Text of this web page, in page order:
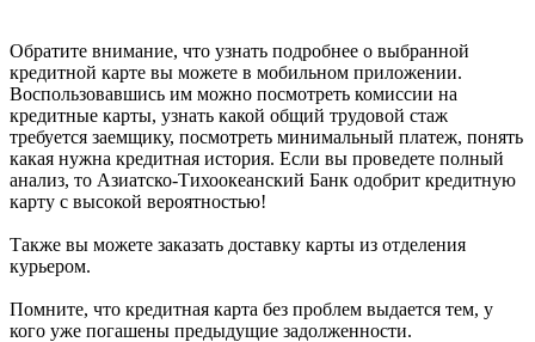
Обратите внимание, что узнать подробнее о выбранной
кредитной карте вы можете в мобильном приложении.
Воспользовавшись им можно посмотреть комиссии на
кредитные карты, узнать какой общий трудовой стаж
требуется заемщику, посмотреть минимальный платеж, понять
какая нужна кредитная история. Если вы проведете полный
анализ, то Азиатско-Тихоокеанский Банк одобрит кредитную
карту с высокой вероятностью!
Также вы можете заказать доставку карты из отделения
курьером.
Помните, что кредитная карта без проблем выдается тем, у
кого уже погашены предыдущие задолженности.